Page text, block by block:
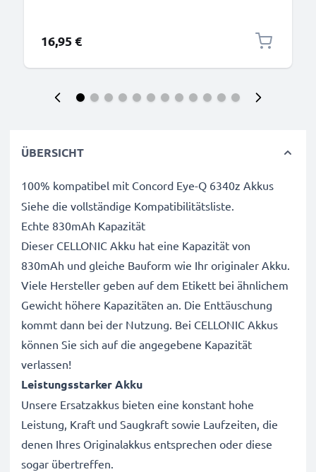
16,95 €
ÜBERSICHT
100% kompatibel mit Concord Eye-Q 6340z Akkus
Siehe die vollständige Kompatibilitätsliste.
Echte 830mAh Kapazität
Dieser CELLONIC Akku hat eine Kapazität von
830mAh und gleiche Bauform wie Ihr originaler Akku.
Viele Hersteller geben auf dem Etikett bei ähnlichem
Gewicht höhere Kapazitäten an. Die Enttäuschung
kommt dann bei der Nutzung. Bei CELLONIC Akkus
können Sie sich auf die angegebene Kapazität
verlassen!
Leistungsstarker Akku
Unsere Ersatzakkus bieten eine konstant hohe
Leistung, Kraft und Saugkraft sowie Laufzeiten, die
denen Ihres Originalakkus entsprechen oder diese
sogar übertreffen.